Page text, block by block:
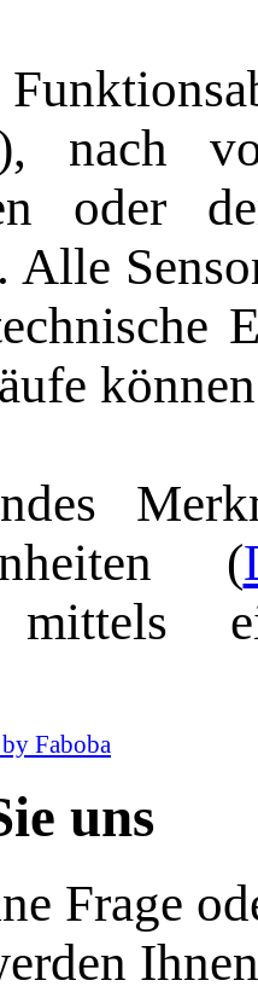
nach
oder
Alle
(
mittels
Faboba
uns
Frage